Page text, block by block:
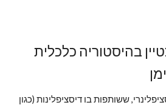
בהיסטוריה כלכלית
ששותפות בו דיסציפלינות (כגון